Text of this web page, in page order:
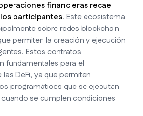
financieras recae
participantes. Este ecosistema
sobre redes blockchain
permiten la creación y ejecución
Estos contratos
fundamentales para el
DeFi, ya que permiten
programáticos que se ejecutan
se cumplen condiciones